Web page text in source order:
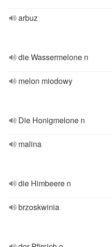
arbuz
die Wassermelone n
melon miodowy
Die Honigmelone n
malina
die Himbeere n
brzoskwinia